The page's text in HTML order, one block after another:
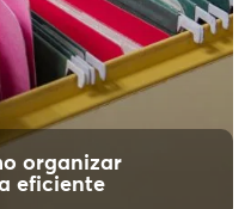
de
organizar
eficiente